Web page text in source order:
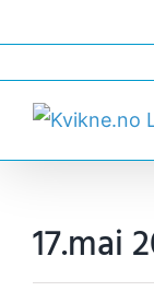
to
content
17.mai